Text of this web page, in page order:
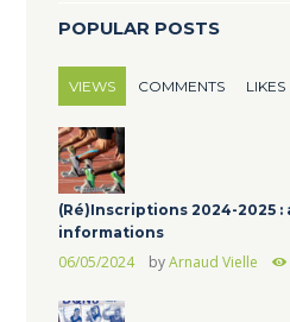
POPULAR POSTS
VIEWS COMMENTS LIKES
(Ré)Inscriptions 2024-2025 :
informations
06/05/2024 byArnaud Vielle